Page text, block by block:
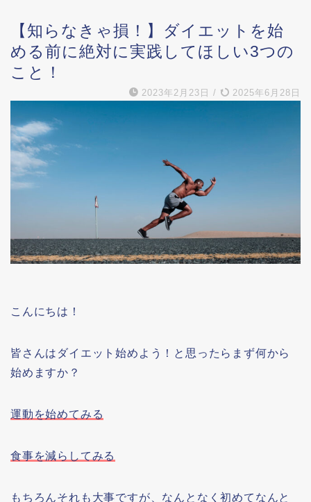
【知らなきゃ損！】ダイエットを始
める前に絶対に実践してほしい3つの
こと！
2023年2月23日 / 2025年6月28日
こんにちは！
皆さんはダイエット始めよう！と思ったらまず何から
始めますか？
運動を始めてみる
食事を減らしてみる
もちろんそれも大事ですが、なんとなく初めてなんと